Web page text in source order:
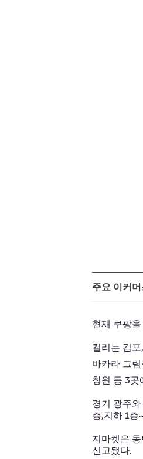
주요 이커
현재 쿠팡
컬리는 김포
바카라 그
창원 등 3곳
경기 광주
층,지하 1층
지마켓은
신고됐다.